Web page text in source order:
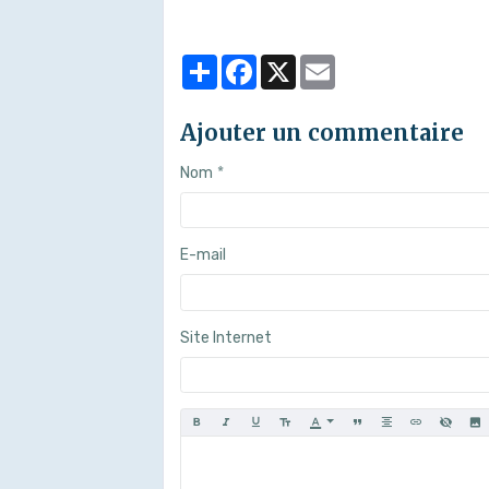
PartagerFacebook
X
Ajouter un commentaire
Nom
E-mail
Site Internet